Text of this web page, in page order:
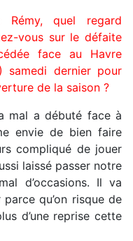
Rémy, quel regard
vous sur le défaite
face au Havre
samedi dernier pour
de la saison ?
mal a débuté face à
envie de bien faire
compliqué de jouer
laissé passer notre
d’occasions. Il va
qu’on risque de
d’une reprise cette